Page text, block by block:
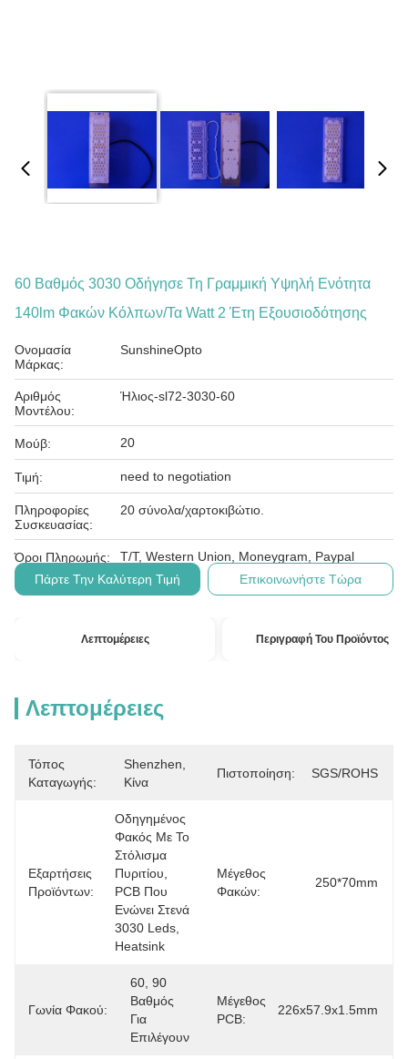
60 Βαθμός 3030 Οδήγησε Τη Γραμμική Υψηλή Ενότητα
140lm Φακών Κόλπων/τα Watt 2 Έτη Εξουσιοδότησης
Ονομασία
Μάρκας:
SunshineOpto
Αριθμός
Μοντέλου:
Ήλιος-sl72-3030-60
Μούβ: 20
Τιμή: need to negotiation
Πληροφορίες
Συσκευασίας:
20 σύνολα/χαρτοκιβώτιο.
Όροι Πληρωμής:
T/T, Western Union, Moneygram, Paypal
Πάρτε Την Καλύτερη Τιμή
Επικοινωνήστε Τώρα
Λεπτομέρειες Περιγραφή Του Προϊόντος
Λεπτομέρειες
Τόπος
Καταγωγής:
Shenzhen,
Κίνα
Πιστοποίηση: SGS/ROHS
Εξαρτήσεις
Προϊόντων:
Οδηγημένος
Φακός Με Το
Στόλισμα
Πυριτίου,
PCB Που
Ενώνει Στενά
3030 Leds,
Heatsink
Μέγεθος
Φακών:
250*70mm
Γωνία Φακού:
60, 90
Βαθμός
Για
Επιλέγουν
Μέγεθος
PCB:
226x57.9x1.5mm